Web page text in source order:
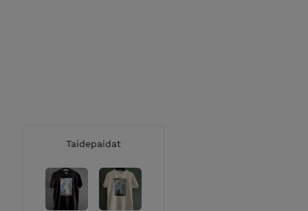
Taidepaidat